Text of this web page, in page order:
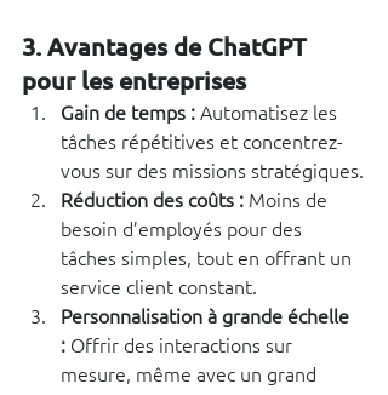
3. Avantages de ChatGPT
pour les entreprises
Gain de temps : Automatisez les
tâches répétitives et concentrez-
vous sur des missions stratégiques.
Réduction des coûts : Moins de
besoin d’employés pour des
tâches simples, tout en offrant un
service client constant.
Personnalisation à grande échelle
: Offrir des interactions sur
mesure, même avec un grand